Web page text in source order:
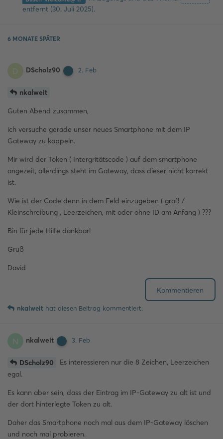
entfernt (30. Juli 2025).
6 MONATE SPÄTER
D DScholz90 2. Feb
nkalweit
Guten Abend zusammen,
ich versuche gerade unser neues Smartphone mit dem IP
Gateway zu koppeln.
Mir wird der Token ( Intergritätscode ) auf dem smartphone
angezeit, allerdings steht im Gateway, dass dieser nicht korrekt
ist.
Wie ist der Code denn in dem Feld einzugeben ( groß /
Kleinschreibung , Leerzeichen, mit oder ohne ID am Anfang ) ???
Bin für jede Hilfe dankbar!
Gruß
David
Kommentieren
nkalweit hat diesen Beitrag kommentiert.
N nkalweit 3. Feb
DScholz90
Es interessieren nur die 8 Zeichen, Leerzeichen
egal.
Es kann aber sein, dass der Eintrag im IP-Gateway zu alt ist und
der dort hinterlegte Token zu alt.
Daher das Smartphone noch mal aus dem IP-Gateway löschen
und noch mal probieren.